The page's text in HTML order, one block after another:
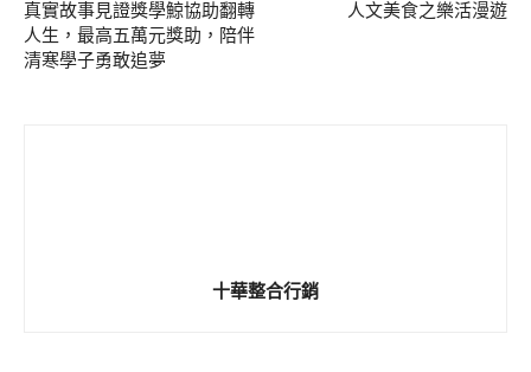
真實故事見證獎學鯨協助翻轉
人生，最高五萬元獎助，陪伴
清寒學子勇敢追夢
人文美食之樂活漫遊
十華整合行銷